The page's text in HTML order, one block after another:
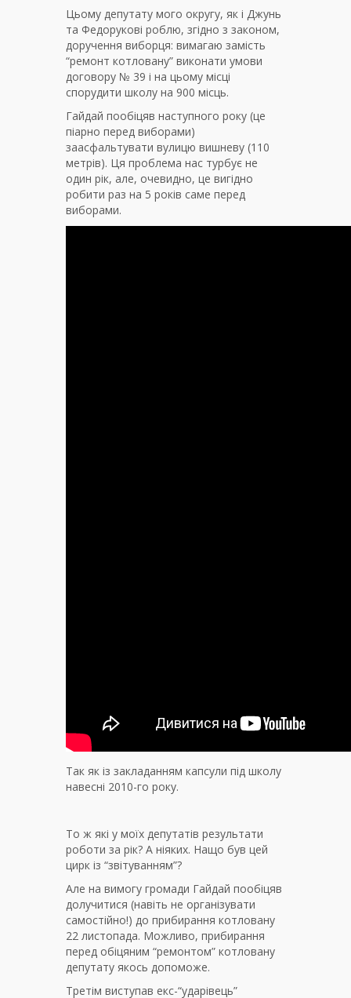
Цьому депутату мого округу, як і Джунь
та Федорукові роблю, згідно з законом,
доручення виборця: вимагаю замість
“ремонт котловану” виконати умови
договору № 39 і на цьому місці
спорудити школу на 900 місць.
Гайдай пообіцяв наступного року (це
піарно перед виборами)
заасфальтувати вулицю вишневу (110
метрів). Ця проблема нас турбує не
один рік, але, очевидно, це вигідно
робити раз на 5 років саме перед
виборами.
Так як із закладанням капсули під школу
навесні 2010-го року.
То ж які у моїх депутатів результати
роботи за рік? А ніяких. Нащо був цей
цирк із “звітуванням”?
Але на вимогу громади Гайдай пообіцяв
долучитися (навіть не організувати
самостійно!) до прибирання котловану
22 листопада. Можливо, прибирання
перед обіцяним “ремонтом” котловану
депутату якось допоможе.
Третім виступав екс-“ударівець”